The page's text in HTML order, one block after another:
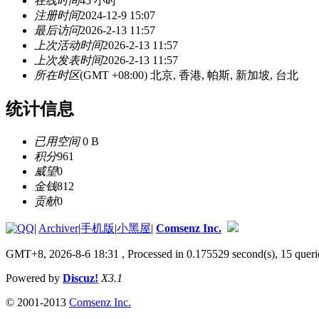
注册时间2024-12-9 15:07
最后访问2026-2-13 11:57
上次活动时间2026-2-13 11:57
上次发表时间2026-2-13 11:57
所在时区(GMT +08:00) 北京, 香港, 帕斯, 新加坡, 台北
统计信息
已用空间0 B
积分961
威望0
金钱812
贡献0
| Archiver|手机版|小黑屋| Comsenz Inc.
GMT+8, 2026-8-6 18:31 , Processed in 0.175529 second(s), 15
Powered by Discuz! X3.1
© 2001-2013 Comsenz Inc.